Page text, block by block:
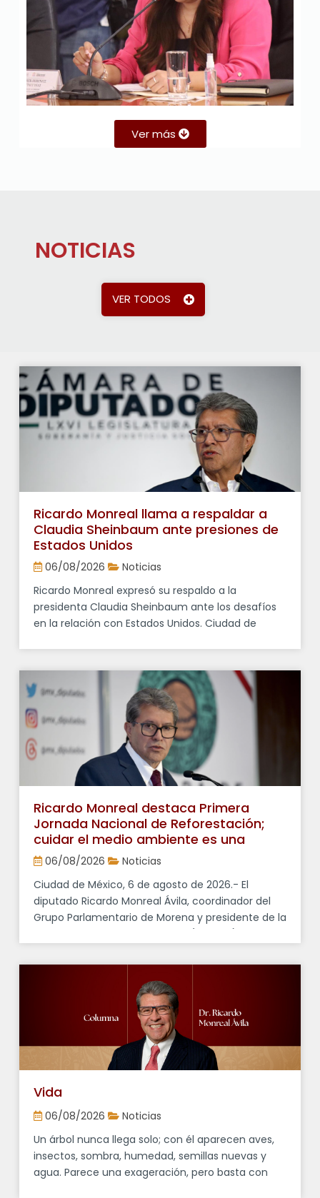
NOTICIAS
Ricardo Monreal llama a respaldar a
Claudia Sheinbaum ante presiones de
06/08/2026
Noticias
Ricardo Monreal expresó su respaldo a la
México, 6 de agosto de 2026.- El presidente de la
Junta de Coordinación Política (Jucopo) de la
Cámara de Diputados y coordinador del Grupo
Parlamentario de Morena, Ricardo Monreal Ávila,
afirmó que las presiones de […]
Ricardo Monreal destaca Primera
Jornada Nacional de Reforestación;
responsabilidad compartida
06/08/2026
Noticias
Ciudad de México, 6 de agosto de 2026.- El
Junta de Coordinación Política (Jucopo), calificó
como una “buena noticia” la realización de la
Primera Jornada Nacional de Reforestación, que
se llevará a cabo el próximo domingo con la
participación de miles de […]
Vida
06/08/2026
Noticias
Un árbol nunca llega solo; con él aparecen aves,